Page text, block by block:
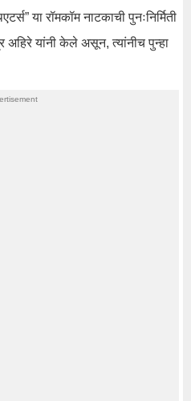
या रॉमकॉम नाटकाची पुनःनिर्मिती
यांनी केले असून, त्यांनीच पुन्हा